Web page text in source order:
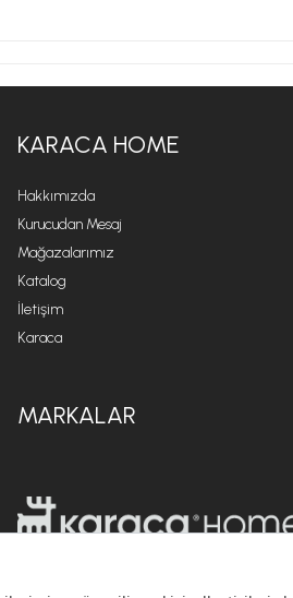
KARACA HOME
Hakkımızda
Kurucudan Mesaj
Mağazalarımız
Katalog
İletişim
Karaca
MARKALAR